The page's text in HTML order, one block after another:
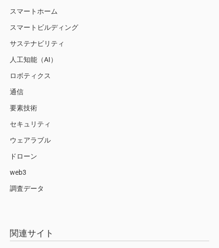
スマートホーム
スマートビルディング
サステナビリティ
人工知能（AI）
ロボティクス
通信
要素技術
セキュリティ
ウェアラブル
ドローン
web3
調査データ
関連サイト